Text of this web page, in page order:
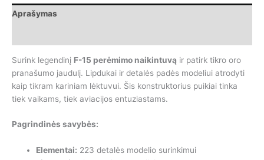
force
Intercepter
naikintuvas,
223
dalys
Aprašymas
Surink legendinį F-15 perėmimo naikintuvą ir patirk tikro oro
pranašumo jaudulį. Lipdukai ir detalės padės modeliui atrodyti
kaip tikram kariniam lėktuvui. Šis konstruktorius puikiai tinka
tiek vaikams, tiek aviacijos entuziastams.
Pagrindinės savybės:
Elementai: 223 detalės modelio surinkimui